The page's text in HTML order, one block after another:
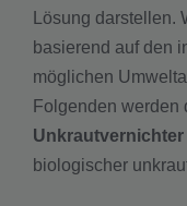
Lösung darstellen.
basierend auf den
möglichen
Folgenden werden
Unkrautvernichter
biologischer